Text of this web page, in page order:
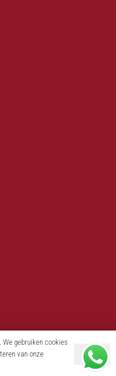
– BDSM – Fetish
gebruiken cookies
van onze
Ok